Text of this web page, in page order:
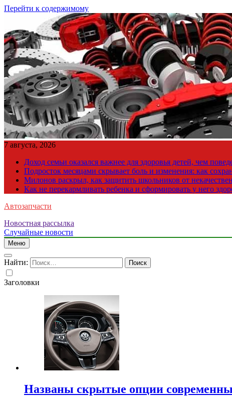
Перейти к содержимому
7 августа, 2026
Доход семьи оказался важнее для здоровья детей, чем
Подросток месяцами скрывает боль и изменения: как
Милонов раскрыл, как защитить школьников от
Как не перекармливать ребенка и сформировать у него
Автозапчасти
Новостная рассылка
Случайные новости
Меню
Найти:
Заголовки
Названы скрытые опции